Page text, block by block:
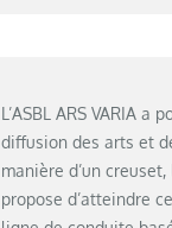
L’ASBL ARS VARIA a
diffusion des arts et
manière d’un
propose d’atteindre